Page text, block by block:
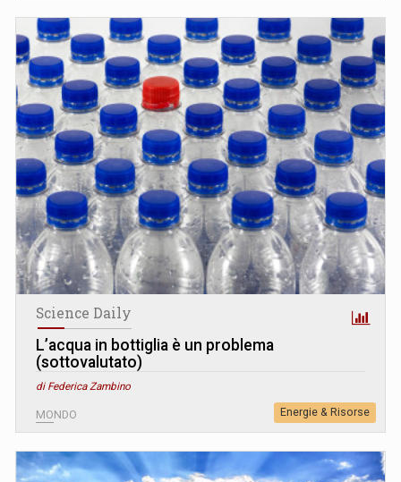
Science Daily
L’acqua in bottiglia è un problema
(sottovalutato)
di Federica Zambino
MONDO Energie & Risorse